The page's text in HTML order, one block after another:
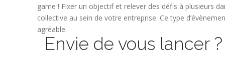
game ! Fixer un objectif et relever des défis à plusieurs
collective au sein de votre entreprise. Ce type
agréable.
Envie de vous lancer